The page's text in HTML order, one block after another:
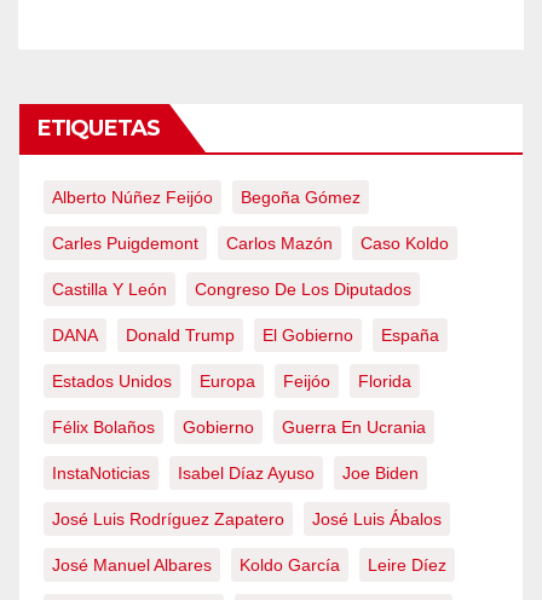
ETIQUETAS
Alberto Núñez Feijóo Begoña Gómez
Carles Puigdemont Carlos Mazón Caso Koldo
Castilla Y León Congreso De Los Diputados
DANA Donald Trump El Gobierno España
Estados Unidos Europa Feijóo Florida
Félix Bolaños Gobierno Guerra En Ucrania
InstaNoticias Isabel Díaz Ayuso Joe Biden
José Luis Rodríguez Zapatero José Luis Ábalos
José Manuel Albares Koldo García Leire Díez